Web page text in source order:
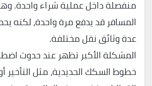
منفصلة داخل عملية شراء واحدة.
المسافر قد يدفع مرة واحدة، لكنه
عدة وثائق نقل مختلفة.
المشكلة الأكبر تظهر عند حدوث
خطوط السكك الحديدية، مثل التأخير